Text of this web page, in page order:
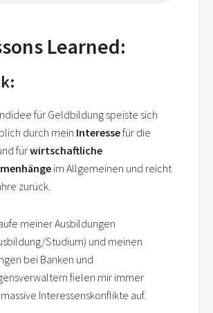
Learned:
für Geldbildung speiste sich
durch mein Interessefür die
fürwirtschaftliche
im Allgemeinen und reicht
zurück.
meiner Ausbildungen
Studium) und meinen
bei Banken und
fielen mir immer
Interessenskonflikte auf.